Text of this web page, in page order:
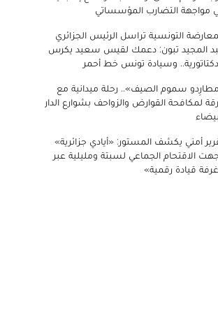
مواجهة التضارب المؤسساتي
التونسية تراسل الرئيس الجزائري
المجيد تبون: دعمك لقيس سعيد يكرس
وسيادة تونس خط أحمر
سموم الصيف».. رحلة ميدانية مع
لمكافحة القوارض والزواحف بشوارع الدار
أمني يكشف المستور: «أيادي جزائرية»
الاقتحام الجماعي لسبتة ومليلية عبر
قيادة رقمية»